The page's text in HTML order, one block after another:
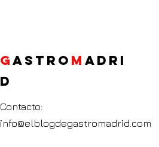
GASTRO M ADRI
D
Contacto:
info@elblogdegastromadrid.com